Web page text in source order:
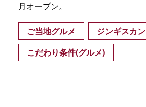
月オープン。
ご当地グルメ ジンギスカン
こだわり条件(グルメ)